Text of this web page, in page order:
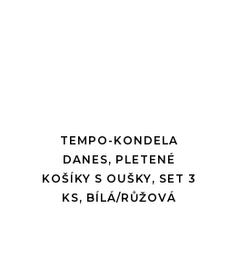
TEMPO-KONDELA
DANES, PLETENÉ
KOŠÍKY S OUŠKY, SET 3
KS, BÍLÁ/RŮŽOVÁ